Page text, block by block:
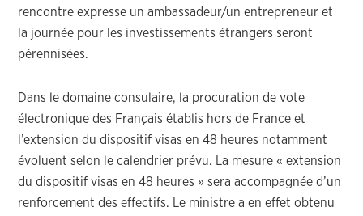
rencontre expresse un ambassadeur/un entrepreneur et
la journée pour les investissements étrangers seront
pérennisées.
Dans le domaine consulaire, la procuration de vote
électronique des Français établis hors de France et
l’extension du dispositif visas en 48 heures notamment
évoluent selon le calendrier prévu. La mesure « extension
du dispositif visas en 48 heures » sera accompagnée d’un
renforcement des effectifs. Le ministre a en effet obtenu